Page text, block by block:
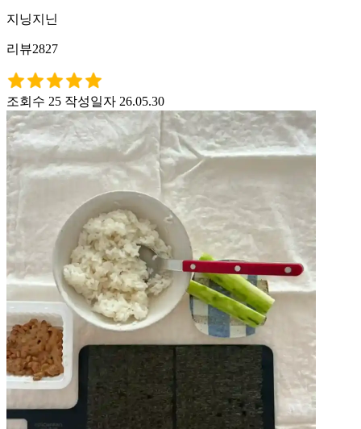
지닝지닌
리뷰2827
조회수 25 작성일자 26.05.30